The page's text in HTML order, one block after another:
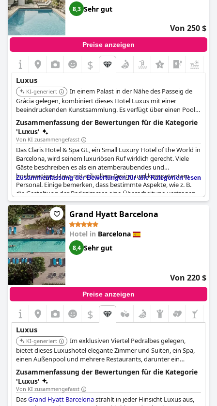
8,3 Sehr gut
Von 250 $
Preise anzeigen
$
Luxus
KI-generiert
In einem Palast in der Nähe des Passeig de
Gràcia gelegen, kombiniert dieses Hotel Luxus mit einer
beeindruckenden Kunstsammlung. Es verfügt über einen Pool
auf dem Dach, ein Spa und ein japanisches Restaurant.
Zusammenfassung der Bewertungen für die Kategorie
'Luxus'
Von KI zusammengefasst
Das Claris Hotel & Spa GL, ein Small Luxury Hotel of the World in
Barcelona, wird seinem luxuriösen Ruf wirklich gerecht. Viele
Gäste beschreiben es als ein atemberaubendes und
hochwertiges Haus mit stilvollem Design und kompetentem
Personal. Einige bemerken, dass bestimmte Aspekte, wie z. B.
die Gestaltung der Badezimmer, eine Überarbeitung vertragen
könnten. Die Meinungen darüber, ob das Hotel seine 5-Sterne-
Klassifizierung wirklich verdient hat oder ob es überteuert ist,
gehen auseinander. Im Großen und Ganzen scheinen die Gäste
ihren Aufenthalt in diesem luxuriösen Hotel jedoch zu genießen
und empfehlen es als einen großartigen Ort für einen Aufenthalt
in Barcelona.
Zusammenfassung der Bewertungen für alle Kategorien lesen
Grand Hyatt Barcelona
Hotel in Barcelona
8,4 Sehr gut
Von 220 $
Preise anzeigen
$
Luxus
KI-generiert
Im exklusiven Viertel Pedralbes gelegen,
bietet dieses Luxushotel elegante Zimmer und Suiten, ein Spa,
einen Außenpool und mehrere Restaurants, darunter ein
peruanisches Restaurant auf dem Dach.
Zusammenfassung der Bewertungen für die Kategorie
'Luxus'
Von KI zusammengefasst
DasGrand Hyatt Barcelonastrahlt in jeder Hinsicht Luxus aus,